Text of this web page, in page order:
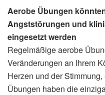
Aerobe Übungen
Angststörungen und
eingesetzt werden
Regelmäßige aerobe
Veränderungen an Ihrem
Herzen und der
Übungen haben die